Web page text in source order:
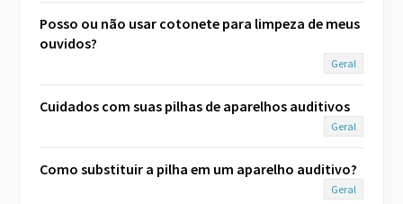
Posso ou não usar cotonete para limpeza de meus
ouvidos?
Geral
Cuidados com suas pilhas de aparelhos auditivos
Geral
Como substituir a pilha em um aparelho auditivo?
Geral